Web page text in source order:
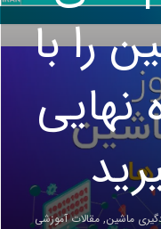
را با
نهایی
ماشین,مقالات آموزشی